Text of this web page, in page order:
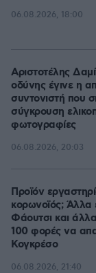
06.08.2026, 18:00
Αριστοτέλης
οδύνης έγινε η
συντονιστή που
σύγκρουση
φωτογραφίες
06.08.2026, 20:03
Προϊόν
κορωνοϊός; Άλλα
Φάουτσι και
100 φορές να
Κογκρέσο
06.08.2026, 21:40